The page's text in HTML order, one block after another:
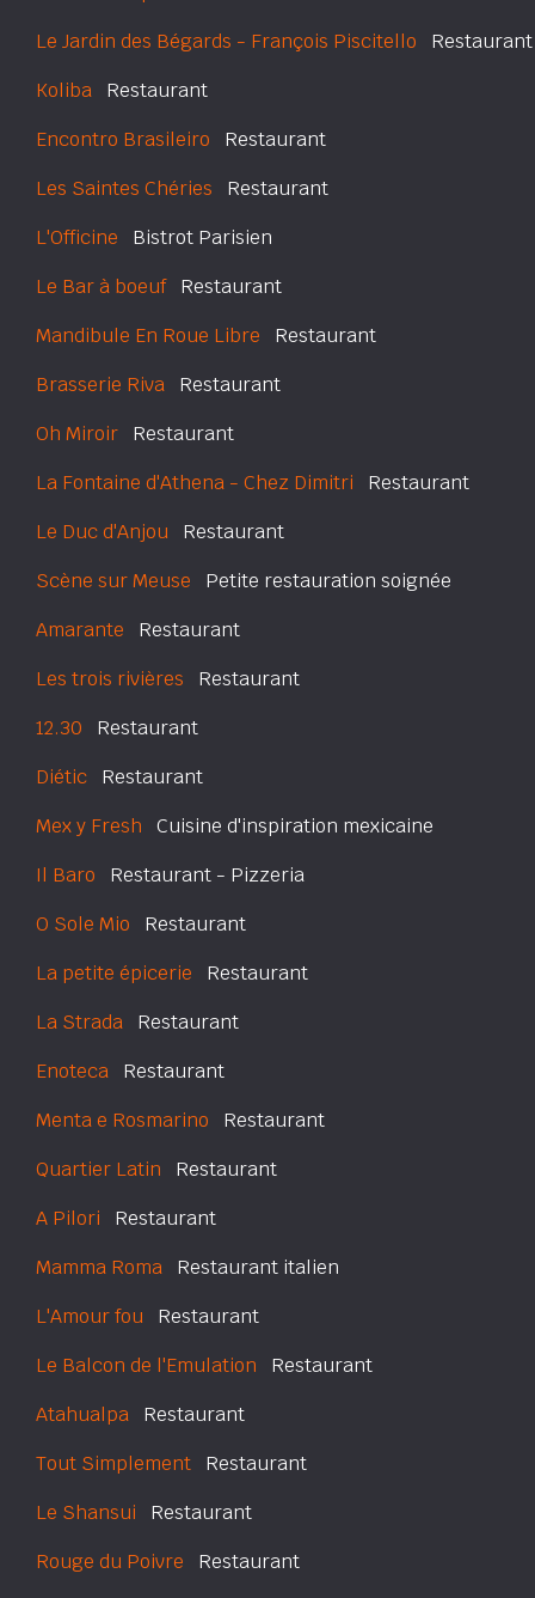
Le Jardin des Bégards - François Piscitello Restaurant
Koliba Restaurant
Encontro Brasileiro Restaurant
Les Saintes Chéries Restaurant
L'Officine Bistrot Parisien
Le Bar à boeufRestaurant
Mandibule En Roue Libre Restaurant
Brasserie Riva Restaurant
Oh Miroir Restaurant
La Fontaine d'Athena - Chez Dimitri Restaurant
Le Duc d'Anjou Restaurant
Scène sur Meuse Petite restauration soignée
Amarante Restaurant
Les trois rivières Restaurant
12.30 Restaurant
Diétic Restaurant
Mex y Fresh Cuisine d'inspiration mexicaine
Il Baro Restaurant - Pizzeria
O Sole Mio Restaurant
La petite épicerie Restaurant
La Strada Restaurant
Enoteca Restaurant
Menta e Rosmarino Restaurant
Quartier Latin Restaurant
A Pilori Restaurant
Mamma Roma Restaurant italien
L'Amour fou Restaurant
Le Balcon de l'Emulation Restaurant
Atahualpa Restaurant
Tout Simplement Restaurant
Le Shansui Restaurant
Rouge du Poivre Restaurant